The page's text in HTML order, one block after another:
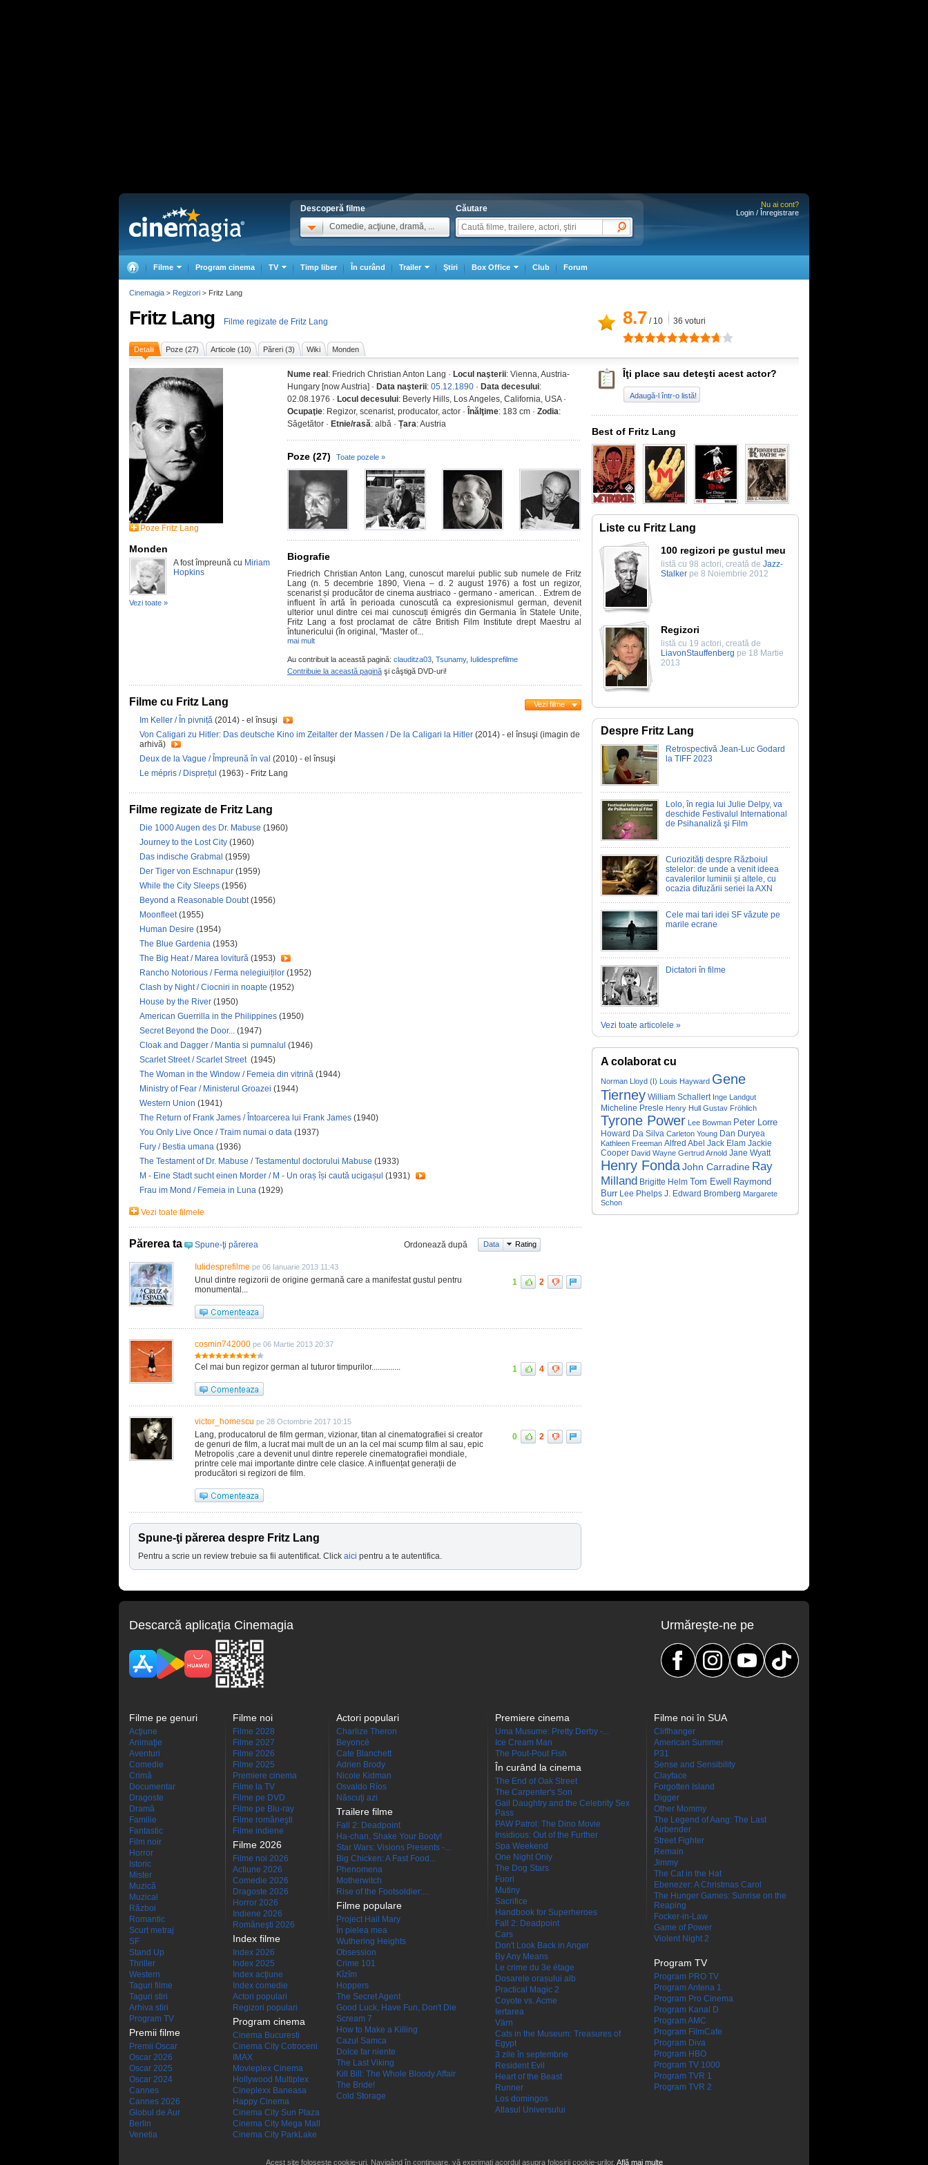
Descoperă filme
Comedie, acţiune, dramă, ...
Căutare
Nu ai cont?
Login / Înregistrare
Filme Program cinema TV Timp liber În curând Trailer Ştiri Box Office Club Forum
Fritz Lang Filme regizate de Fritz Lang 8.7 / 10 36 voturi
Detalii Poze (27) Articole (10) Păreri (3) Wiki Monden
Poze Fritz Lang
Monden
A fost împreună cu Miriam
Hopkins
Vezi toate »
Nume real : Friedrich Christian Anton Lang · Locul naşterii: Vienna, Austria-
Hungary [now Austria] · Data naşterii: 05.12.1890 · Data decesului:
02.08.1976 · Locul decesului: Beverly Hills, Los Angeles, California, USA ·
Ocupaţie: Regizor, scenarist, producator, actor · Înălţime: 183 cm · Zodia:
Săgetător · Etnie/rasă: albă · Țara: Austria
Poze (27) Toate pozele »
Biografie
Friedrich Christian Anton Lang, cunoscut marelui public sub numele de Fritz
Lang (n. 5 decembrie 1890, Viena – d. 2 august 1976) a fost un regizor,
scenarist și producător de cinema austriaco - germano - american. . Extrem de
influent în artă în perioada cunoscută ca expresionismul german, devenit
ulterior unul dintre cei mai cunoscuți émigrés din Germania în Statele Unite,
Fritz Lang a fost proclamat de către British Film Institute drept Maestru al
întunericului (în original, "Master of...
mai mult
Au contribuit la această pagină: clauditza03 Tsunamy, Iulidesprefilme
Contribuie la această pagină şi câştigă DVD-uri!
Filme cu Fritz Lang Vezi filme
Im Keller / În pivniță (2014) - el însuşi
Von Caligari zu Hitler: Das deutsche Kino im Zeitalter der Massen / De la Caligari la Hitler (2014) - el însuşi (imagin de
arhivă)
Deux de la Vague / Împreună în val (2010) - el însuşi
Le mépris / Disprețul (1963) - Fritz Lang
Filme regizate de Fritz Lang
Die 1000 Augen des Dr. Mabuse (1960)
Journey to the Lost City (1960)
Das indische Grabmal (1959)
Der Tiger von Eschnapur (1959)
While the City Sleeps (1956)
Beyond a Reasonable Doubt(1956)
Moonfleet(1955)
Human Desire (1954)
The Blue Gardenia (1953)
The Big Heat / Marea lovitură (1953)
Rancho Notorious / Ferma nelegiuiților (1952)
Clash by Night / Ciocniri in noapte (1952)
House by the River (1950)
American Guerrilla in the Philippines (1950)
Secret Beyond the Door... (1947)
Cloak and Dagger / Mantia si pumnalul (1946)
Scarlet Street / Scarlet Street (1945)
The Woman in the Window / Femeia din vitrină (1944)
Ministry of Fear / Ministerul Groazei (1944)
Western Union (1941)
The Return of Frank James / Întoarcerea lui Frank James (1940)
You Only Live Once / Traim numai o data (1937)
Fury / Bestia umana (1936)
The Testament of Dr. Mabuse / Testamentul doctorului Mabuse (1933)
M - Eine Stadt sucht einen Morder / M - Un oraș își caută ucigașul (1931)
Frau im Mond / Femeia in Luna (1929)
Vezi toate filmele
Părerea ta Spune-ţi părerea Ordonează după Data Rating
Iulidesprefilme pe 06 Ianuarie 2013 11:43
Unul dintre regizorii de origine germană care a manifestat gustul pentru
monumental...
1 2
cosmin742000 pe 06 Martie 2013 20:37
Cel mai bun regizor german al tuturor timpurilor.............. 1 4
victor_homescu pe 28 Octombrie 2017 10:15
Lang, producatorul de film german, vizionar, titan al cinematografiei si creator
de genuri de film, a lucrat mai mult de un an la cel mai scump film al sau, epic
Metropolis ,care a devenit unul dintre reperele cinematografiei mondiale,
printre cele mai importante dintre cele clasice. A influențat generații de
producători si regizori de film.
0 2
Spune-ţi părerea despre Fritz Lang
Pentru a scrie un review trebuie sa fii autentificat. Click aici pentru a te autentifica.
Îţi place sau deteşti acest actor?
Adaugă-l într-o listă!
Best of Fritz Lang
Liste cu Fritz Lang
100 regizori pe gustul meu
listă cu 98 actori, creată de Jazz-
Stalker pe 8 Noiembrie 2012
Regizori
listă cu 19 actori, creată de
LiavonStauffenberg pe 18 Martie
2013
Despre Fritz Lang
Retrospectivă Jean-Luc Godard
la TIFF 2023
Lolo, în regia lui Julie Delpy, va
deschide Festivalul International
de Psihanaliză şi Film
Curiozități despre Războiul
stelelor: de unde a venit ideea
cavalerilor luminii și altele, cu
ocazia difuzării seriei la AXN
Cele mai tari idei SF văzute pe
marile ecrane
Dictatori în filme
Vezi toate articolele »
A colaborat cu
Norman Lloyd (I) Louis Hayward Gene
Tierney William Schallert Inge Landgut
Micheline Presle Henry Hull Gustav Fröhlich
Tyrone Power Lee Bowman Peter Lorre
Howard Da Silva Carleton Young Dan Duryea
Kathleen Freeman Alfred Abel Jack Elam Jackie
Cooper David Wayne Gertrud Arnold Jane Wyatt
Henry FondaJohn Carradine Ray
Milland Brigitte Helm Tom Ewell
Raymond
Burr Lee Phelps J. Edward Bromberg Margarete
Schon
Cinemagia > Regizori > Fritz Lang
Descarcă aplicaţia Cinemagia Urmăreşte-ne pe
Filme pe genuri
Acţiune
Animaţie
Aventuri
Comedie
Crimă
Documentar
Dragoste
Dramă
Familie
Fantastic
Film noir
Horror
Istoric
Mister
Muzică
Muzical
Război
Romantic
Scurt metraj
SF
Stand Up
Thriller
Western
Taguri filme
Taguri stiri
Arhiva stiri
Program TV
Premii filme
Premii Oscar
Oscar 2026
Oscar 2025
Oscar 2024
Cannes
Cannes 2026
Globul de Aur
Berlin
Venetia
Filme noi
Filme 2028
Filme 2027
Filme 2026
Filme 2025
Premiere cinema
Filme la TV
Filme pe DVD
Filme pe Blu-ray
Filme româneşti
Filme indiene
Filme 2026
Filme noi 2026
Actiune 2026
Comedie 2026
Dragoste 2026
Horror 2026
Indiene 2026
Româneşti 2026
Index filme
Index 2026
Index 2025
Index acţiune
Index comedie
Actori populari
Regizori populari
Program cinema
Cinema Bucuresti
Cinema City Cotroceni
IMAX
Movieplex Cinema
Hollywood Multiplex
Cineplexx Baneasa
Happy Cinema
Cinema City Sun Plaza
Cinema City Mega Mall
Cinema City ParkLake
Actori populari
Charlize Theron
Beyoncé
Cate Blanchett
Adrien Brody
Nicole Kidman
Osvaldo Ríos
Născuţi azi
Trailere filme
Fall 2: Deadpoint
Ha-chan, Shake Your Booty!
Star Wars: Visions Presents -...
Big Chicken: A Fast Food...
Phenomena
Motherwitch
Rise of the Footsoldier:...
Filme populare
Project Hail Mary
În pielea mea
Wuthering Heights
Obsession
Crime 101
Kîzîm
Hoppers
The Secret Agent
Good Luck, Have Fun, Don't Die
Scream 7
How to Make a Killing
Cazul Samca
Dolce far niente
The Last Viking
Kill Bill: The Whole Bloody Affair
The Bride!
Cold Storage
Premiere cinema
Uma Musume: Pretty Derby -...
Ice Cream Man
The Pout-Pout Fish
În curând la cinema
The End of Oak Street
The Carpenter's Son
Gail Daughtry and the Celebrity Sex
Pass
PAW Patrol: The Dino Movie
Insidious: Out of the Further
Spa Weekend
One Night Only
The Dog Stars
Fuori
Mutiny
Sacrifice
Handbook for Superheroes
Fall 2: Deadpoint
Cars
Don't Look Back in Anger
By Any Means
Le crime du 3e étage
Dosarele orașului alb
Practical Magic 2
Coyote vs. Acme
Iertarea
Värn
Cats in the Museum: Treasures of
Egypt
3 zile în septembrie
Resident Evil
Heart of the Beast
Runner
Los domingos
Atlasul Universului
Filme noi în SUA
Cliffhanger
American Summer
P31
Sense and Sensibility
Clayface
Forgotten Island
Digger
Other Mommy
The Legend of Aang: The Last
Airbender
Street Fighter
Remain
Jimmy
The Cat in the Hat
Ebenezer: A Christmas Carol
The Hunger Games: Sunrise on the
Reaping
Focker-in-Law
Game of Power
Violent Night 2
Program TV
Program PRO TV
Program Antena 1
Program Pro Cinema
Program Kanal D
Program AMC
Program FilmCafe
Program Diva
Program HBO
Program TV 1000
Program TVR 1
Program TVR 2
Acest site folosește cookie-uri. Navigând în continuare, vă exprimați acordul asupra folosirii cookie-urilor. Află mai multe